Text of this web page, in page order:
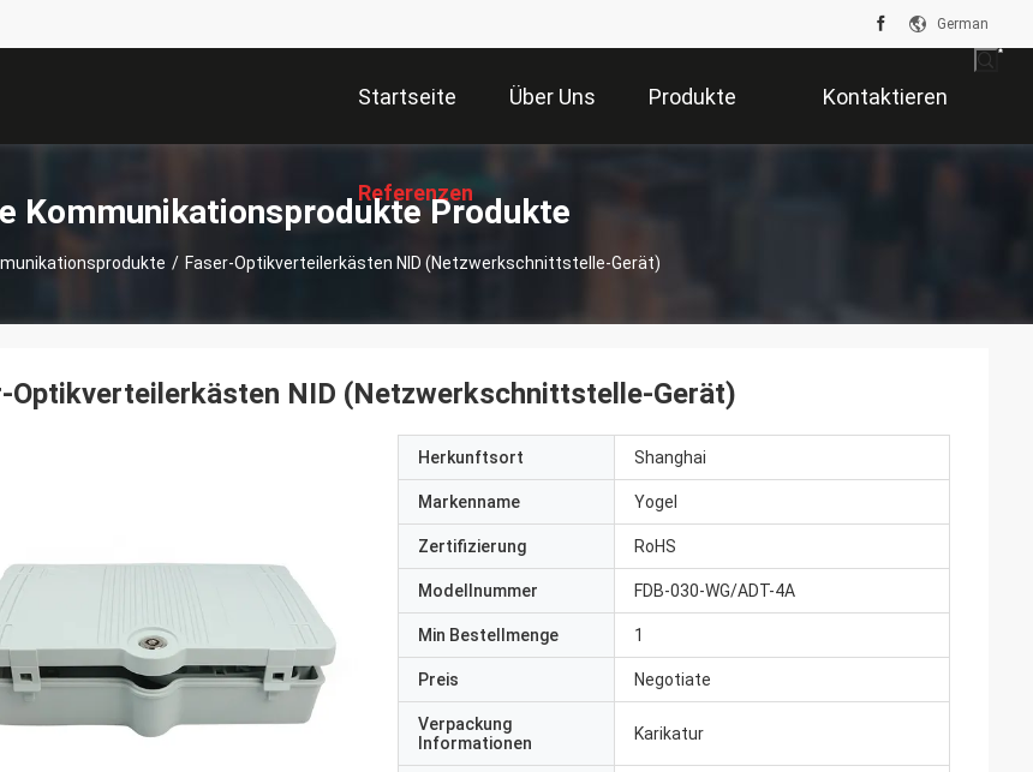
German
Startseite Über Uns Produkte Kontaktieren
Sie Uns
Referenzen
Kommunikationsprodukte Produkte
/ Faser-Optikverteilerkästen NID (Netzwerkschnittstelle-Gerät)
Optikverteilerkästen NID (Netzwerkschnittstelle-Gerät)
Herkunftsort Shanghai
Markenname Yogel
Zertifizierung RoHS
Modellnummer FDB-030-WG/ADT-4A
Min Bestellmenge 1
Preis Negotiate
Verpackung
Informationen
Karikatur